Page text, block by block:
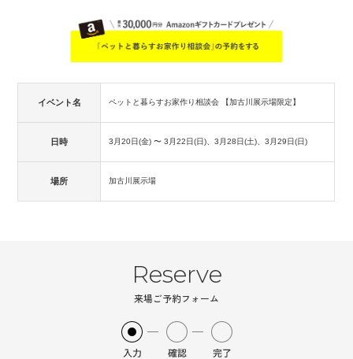
イベント名 ペットと暮らすお家作り相談会 【加古川展示場限定】
日時 3月20日(金)〜 3月22日(日)、3月28日(土)、3月29日(日)
場所 加古川展示場
Reserve
来場ご予約フォーム